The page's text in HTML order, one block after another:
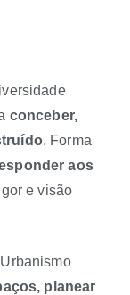
conceber,
. Forma
aos
e visão
planear